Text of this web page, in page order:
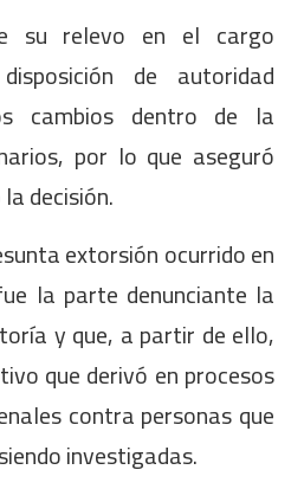
su relevo en el cargo
de autoridad
cambios dentro de la
por lo que aseguró
decisión.
extorsión ocurrido en
la parte denunciante la
y que, a partir de ello,
que derivó en procesos
contra personas que
investigadas.